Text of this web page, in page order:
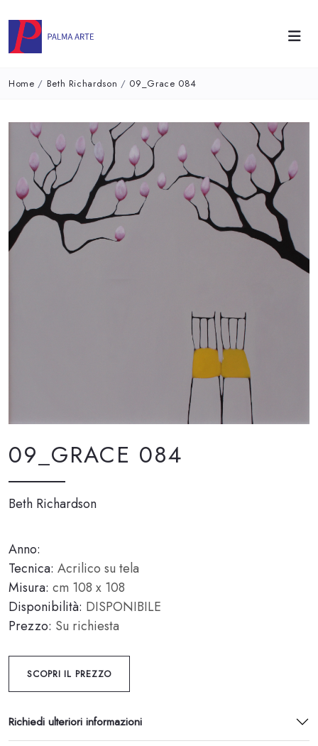
Home / Beth Richardson / 09_Grace 084
09_GRACE 084
Beth Richardson
Anno:
Tecnica: Acrilico su tela
Misura: cm 108 x 108
Disponibilità: DISPONIBILE
Prezzo: Su richiesta
SCOPRI IL PREZZO
Richiedi ulteriori informazioni